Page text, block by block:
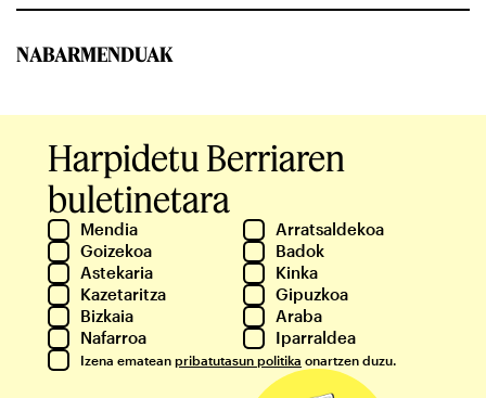
NABARMENDUAK
Harpidetu Berriaren
buletinetara
Mendia
Arratsaldekoa
Goizekoa
Badok
Astekaria
Kinka
Kazetaritza
Gipuzkoa
Bizkaia
Araba
Nafarroa
Iparraldea
Izena ematean pribatutasun politika onartzen duzu.